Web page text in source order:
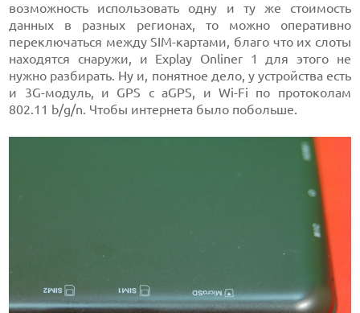
возможность использовать одну и ту же стоимость
данных в разных регионах, то можно оперативно
переключаться между SIM-картами, благо что их слоты
находятся снаружи, и Explay Onliner 1 для этого не
нужно разбирать. Ну и, понятное дело, у устройства есть
и 3G-модуль, и GPS с aGPS, и Wi-Fi по протоколам
802.11 b/g/n. Чтобы интернета было побольше.